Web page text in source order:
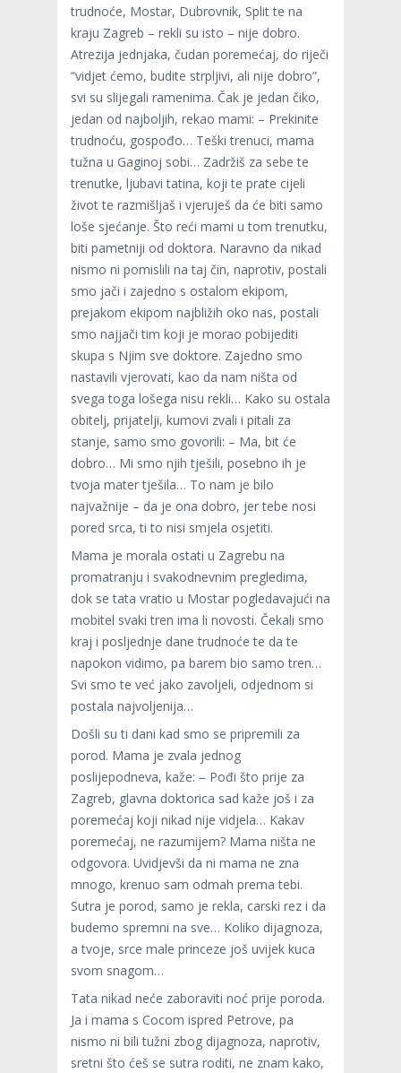
trudnoće, Mostar, Dubrovnik, Split te na
kraju Zagreb – rekli su isto – nije dobro.
Atrezija jednjaka, čudan poremećaj, do riječi
“vidjet ćemo, budite strpljivi, ali nije dobro”,
svi su slijegali ramenima. Čak je jedan čiko,
jedan od najboljih, rekao mami: – Prekinite
trudnoću, gospođo… Teški trenuci, mama
tužna u Gaginoj sobi… Zadržiš za sebe te
trenutke, ljubavi tatina, koji te prate cijeli
život te razmišljaš i vjeruješ da će biti samo
loše sjećanje. Što reći mami u tom trenutku,
biti pametniji od doktora. Naravno da nikad
nismo ni pomislili na taj čin, naprotiv, postali
smo jači i zajedno s ostalom ekipom,
prejakom ekipom najbližih oko nas, postali
smo najjači tim koji je morao pobijediti
skupa s Njim sve doktore. Zajedno smo
nastavili vjerovati, kao da nam ništa od
svega toga lošega nisu rekli… Kako su ostala
obitelj, prijatelji, kumovi zvali i pitali za
stanje, samo smo govorili: – Ma, bit će
dobro… Mi smo njih tješili, posebno ih je
tvoja mater tješila… To nam je bilo
najvažnije – da je ona dobro, jer tebe nosi
pored srca, ti to nisi smjela osjetiti.
Mama je morala ostati u Zagrebu na
promatranju i svakodnevnim pregledima,
dok se tata vratio u Mostar pogledavajući na
mobitel svaki tren ima li novosti. Čekali smo
kraj i posljednje dane trudnoće te da te
napokon vidimo, pa barem bio samo tren…
Svi smo te već jako zavoljeli, odjednom si
postala najvoljenija…
Došli su ti dani kad smo se pripremili za
porod. Mama je zvala jednog
poslijepodneva, kaže: – Pođi što prije za
Zagreb, glavna doktorica sad kaže još i za
poremećaj koji nikad nije vidjela… Kakav
poremećaj, ne razumijem? Mama ništa ne
odgovora. Uvidjevši da ni mama ne zna
mnogo, krenuo sam odmah prema tebi.
Sutra je porod, samo je rekla, carski rez i da
budemo spremni na sve… Koliko dijagnoza,
a tvoje, srce male princeze još uvijek kuca
svom snagom…
Tata nikad neće zaboraviti noć prije poroda.
Ja i mama s Cocom ispred Petrove, pa
nismo ni bili tužni zbog dijagnoza, naprotiv,
sretni što ćeš se sutra roditi, ne znam kako,